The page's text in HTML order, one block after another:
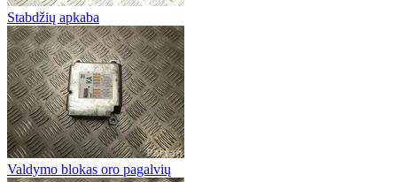
Stabdžių apkaba
Valdymo blokas oro pagalvių